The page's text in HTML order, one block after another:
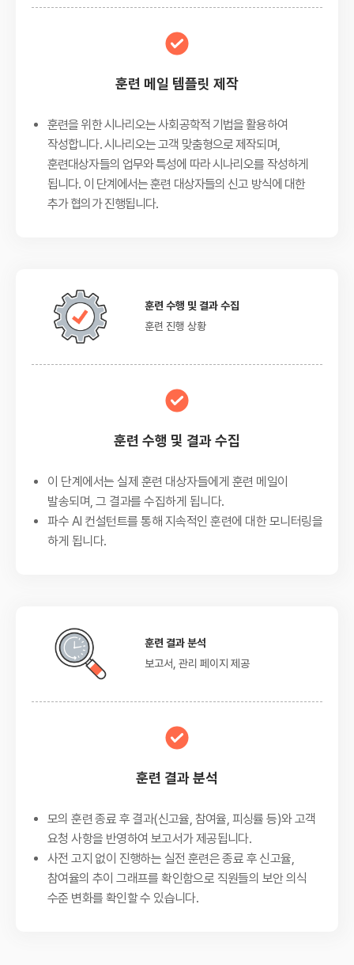
훈련 메일 템플릿 제작
훈련을 위한 시나리오는 사회공학적 기법을 활용하여
작성합니다. 시나리오는 고객 맞춤형으로 제작되며,
훈련대상자들의 업무와 특성에 따라 시나리오를 작성하게
됩니다. 이 단계에서는 훈련 대상자들의 신고 방식에 대한
추가 협의가 진행됩니다.
훈련 수행 및 결과 수집
훈련 진행 상황
훈련 수행 및 결과 수집
이 단계에서는 실제 훈련 대상자들에게 훈련 메일이
발송되며, 그 결과를 수집하게 됩니다.
파수 AI 컨설턴트를 통해 지속적인 훈련에 대한 모니터링을
하게 됩니다.
훈련 결과 분석
보고서, 관리 페이지 제공
훈련 결과 분석
모의 훈련 종료 후 결과(신고율, 참여율, 피싱률 등)와 고객
요청 사항을 반영하여 보고서가 제공됩니다.
사전 고지 없이 진행하는 실전 훈련은 종료 후 신고율,
참여율의 추이 그래프를 확인함으로 직원들의 보안 의식
수준 변화를 확인할 수 있습니다.